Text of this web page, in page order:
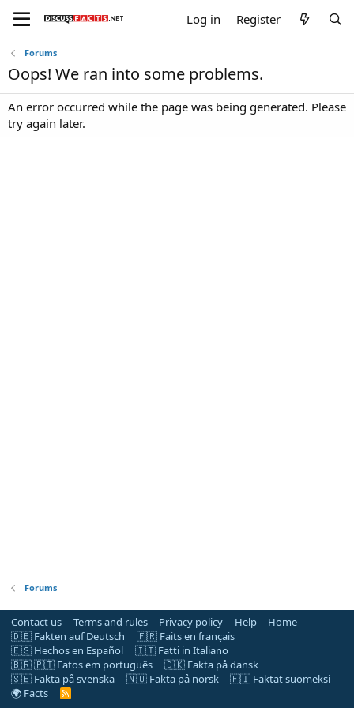
Log in Register
Forums
Oops! We ran into some problems.
An error occurred while the page was being generated. Please
try again later.
Forums
Contact us Terms and rules Privacy policy Help
Home
🇩🇪 Fakten auf Deutsch
🇫🇷 Faits en français
🇪🇸 Hechos en Español
🇮🇹 Fatti in Italiano
🇧🇷 🇵🇹 Fatos em português
🇩🇰 Fakta på dansk
🇸🇪 Fakta på svenska
🇳🇴 Fakta på norsk
🇫🇮 Faktat suomeksi
🌍 Facts
R